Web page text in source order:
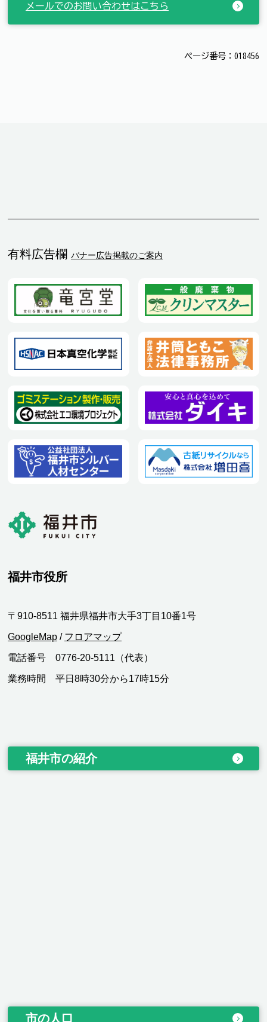
メールでのお問い合わせはこちら
ページ番号：018456
有料広告欄 バナー広告掲載のご案内
福井市役所
〒910-8511 福井県福井市大手3丁目10番1号
GoogleMap / フロアマップ
電話番号 0776-20-5111（代表）
業務時間 平日8時30分から17時15分
福井市の紹介
市の人口